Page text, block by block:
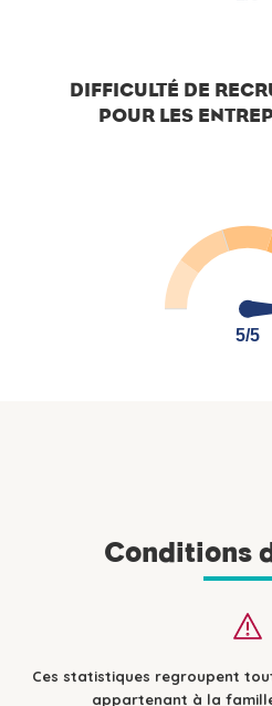
DIFFICULTÉ DE
POUR LES
5/5
5/5
Conditions
Ces statistiques regroupent
appartenant à la